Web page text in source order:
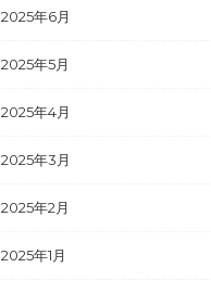
2025年6月
2025年5月
2025年4月
2025年3月
2025年2月
2025年1月